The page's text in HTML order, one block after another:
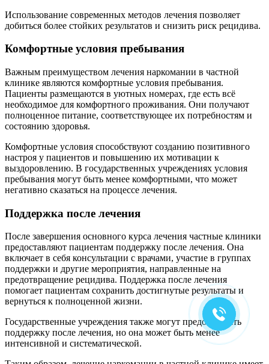
Использование современных методов лечения позволяет
добиться более стойких результатов и снизить риск рецидива.
Комфортные условия пребывания
Важным преимуществом лечения наркомании в частной
клинике являются комфортные условия пребывания.
Пациенты размещаются в уютных номерах, где есть всё
необходимое для комфортного проживания. Они получают
полноценное питание, соответствующее их потребностям и
состоянию здоровья.
Комфортные условия способствуют созданию позитивного
настроя у пациентов и повышению их мотивации к
выздоровлению. В государственных учреждениях условия
пребывания могут быть менее комфортными, что может
негативно сказаться на процессе лечения.
Поддержка после лечения
После завершения основного курса лечения частные клиники
предоставляют пациентам поддержку после лечения. Она
включает в себя консультации с врачами, участие в группах
поддержки и другие мероприятия, направленные на
предотвращение рецидива. Поддержка после лечения
помогает пациентам сохранить достигнутые результаты и
вернуться к полноценной жизни.
Государственные учреждения также могут предоставлять
поддержку после лечения, но она может быть менее
интенсивной и систематической.